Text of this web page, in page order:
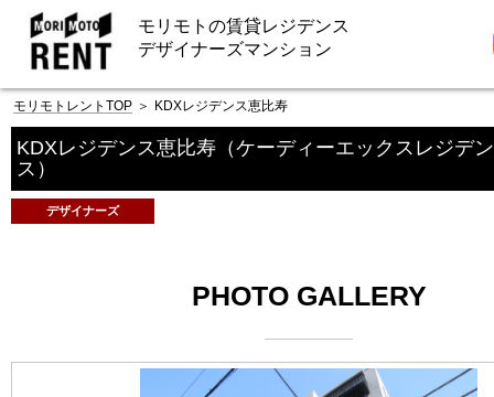
モリモトの賃貸レジデンス
デザイナーズマンション
モリモトレントTOP ＞ KDXレジデンス恵比寿
KDXレジデンス恵比寿 （ケーディーエックスレジデ
ス）
デザイナーズ
PHOTO GALLERY